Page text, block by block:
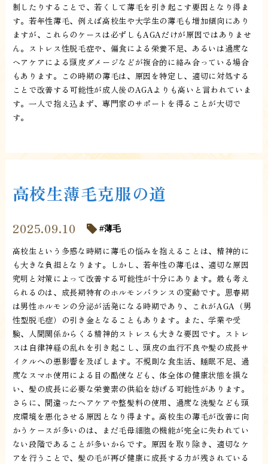
制したりすることで、若くして薄毛を引き起こす要因となり得ま
す。若年性薄毛、例えば高校生や大学生の薄毛も増加傾向にあり
ますが、これらのケースは必ずしもAGAだけが原因ではありませ
ん。ストレス性脱毛症や、偏食による栄養不足、あるいは過度な
ヘアケアによる頭皮ダメージなどが複合的に絡み合っている場合
もあります。この時期の薄毛は、原因を特定し、適切に対処する
ことで改善する可能性が成人後のAGAよりも高いと言われていま
す。一人で抱え込まず、専門家のサポートを得ることが大切で
す。
高校生薄毛克服の道
2025.09.10 薄毛
高校生という多感な時期に薄毛の悩みを抱えることは、精神的に
も大きな負担となります。しかし、若年性の薄毛は、適切な原因
究明と対策によって改善する可能性が十分にあります。最も考え
られるのは、成長期特有のホルモンバランスの変動です。思春期
は男性ホルモンの分泌が活発になる時期であり、これがAGA（男
性型脱毛症）の引き金となることもあります。また、学業や受
験、人間関係からくる精神的ストレスも大きな要因です。ストレ
スは自律神経の乱れを引き起こし、頭皮の血行不良や髪の成長サ
イクルへの悪影響を及ぼします。不規則な食生活、睡眠不足、過
度なスマホ使用による目の酷使なども、体全体の健康状態を損な
い、髪の成長に必要な栄養素の供給を妨げる可能性があります。
さらに、間違ったヘアケアや整髪料の使用、過度な洗髪なども頭
皮環境を悪化させる原因となり得ます。高校生の薄毛が改善に向
かうケースが多いのは、まだ毛母細胞の機能が完全に失われてい
ない段階であることが多いからです。原因を取り除き、適切なケ
アを行うことで、髪の毛が再び健康に成長する力が残されている